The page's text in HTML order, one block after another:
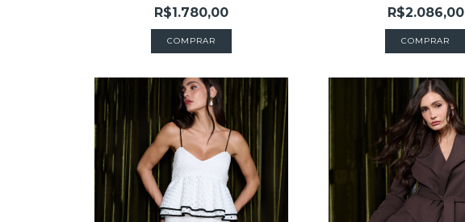
R$1.780,00
COMPRAR
R$2.086,00
COMPRAR